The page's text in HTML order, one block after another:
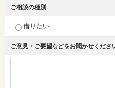
ご相談の種別
借りたい
ご意見・ご要望などをお聞かせくださ